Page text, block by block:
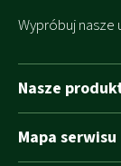
Wypróbuj nasze
Nasze
Tasha
Mapa serwisu